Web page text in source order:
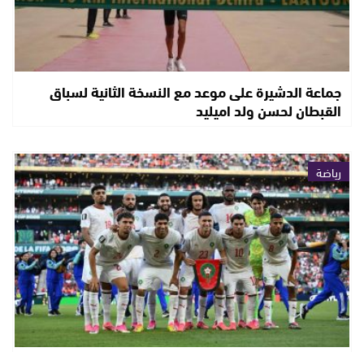
جماعة الدشيرة على موعد مع النسخة الثانية لسباق
القبطان لحسن ولد اميليد
رياضة